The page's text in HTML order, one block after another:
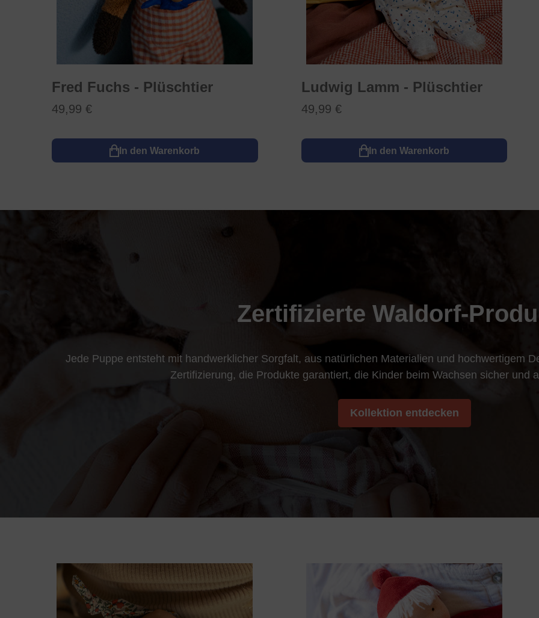
Fred Fuchs - Plüschtier
49,99 €
In den Warenkorb
Ludwig Lamm - Plüschtier
49,99 €
In den Warenkorb
Zertifizierte Waldorf-
Jede Puppe entsteht mit handwerklicher Sorgfalt, aus natürlichen Materialien und hochwertigem
Zertifizierung, die Produkte garantiert, die Kinder beim Wachsen sicher und
Kollektion entdecken